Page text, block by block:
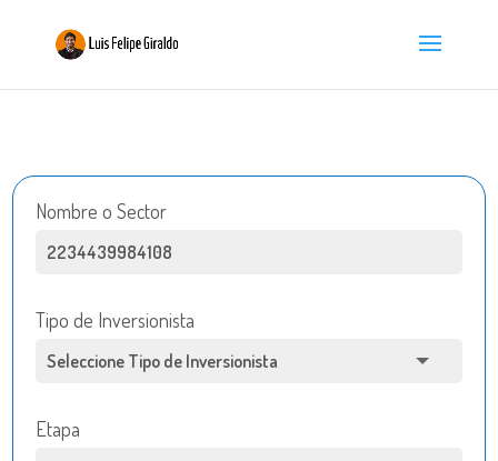
Nombre o Sector
Tipo de Inversionista
Etapa